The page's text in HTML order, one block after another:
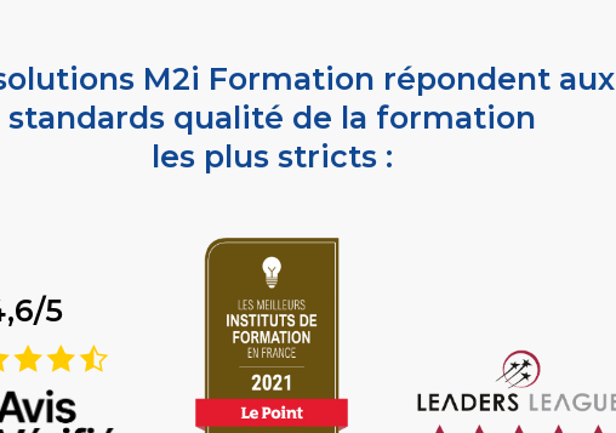
M2i Formation répondent aux
standards qualité de la formation
les plus stricts :
5